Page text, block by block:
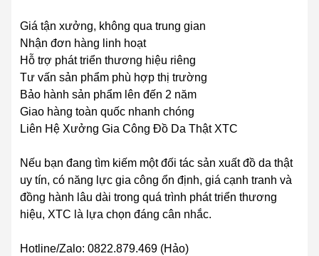
Giá tận xưởng, không qua trung gian
Nhận đơn hàng linh hoạt
Hỗ trợ phát triển thương hiệu riêng
Tư vấn sản phẩm phù hợp thị trường
Bảo hành sản phẩm lên đến 2 năm
Giao hàng toàn quốc nhanh chóng
Liên Hệ Xưởng Gia Công Đồ Da Thật XTC
Nếu bạn đang tìm kiếm một đối tác sản xuất đồ da thật
uy tín, có năng lực gia công ổn định, giá cạnh tranh và
đồng hành lâu dài trong quá trình phát triển thương
hiệu, XTC là lựa chọn đáng cân nhắc.
Hotline/Zalo: 0822.879.469 (Hảo)